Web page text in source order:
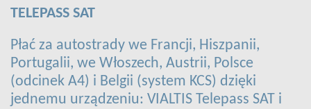
TELEPASS SAT
Płać za autostrady we Francji, Hiszpanii,
Portugalii, we Włoszech, Austrii, Polsce
(odcinek A4) i Belgii (system KCS) dzięki
jednemu urządzeniu: VIALTIS Telepass SAT i